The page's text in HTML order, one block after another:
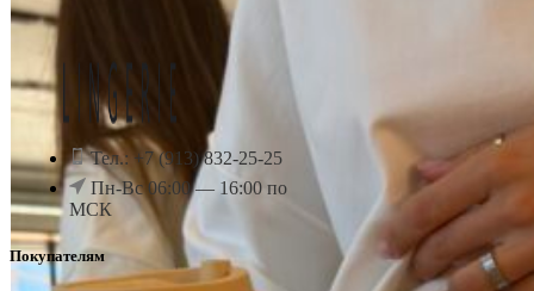
Тел.: +7 (913) 832-25-25
Пн-Вс 06:00 — 16:00 по
МСК
Покупателям